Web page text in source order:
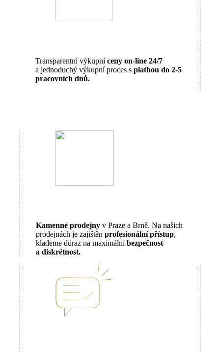
Transparentní výkupníceny on-line 24/7
a jednoduchý výkupní proces s platbou do 2-5
pracovních dnů.
Kamenné prodejny v Praze a Brně. Na našich
prodejnách je zajištěn profesionální přístup,
klademe důraz na maximálníbezpečnost
a diskrétnost.